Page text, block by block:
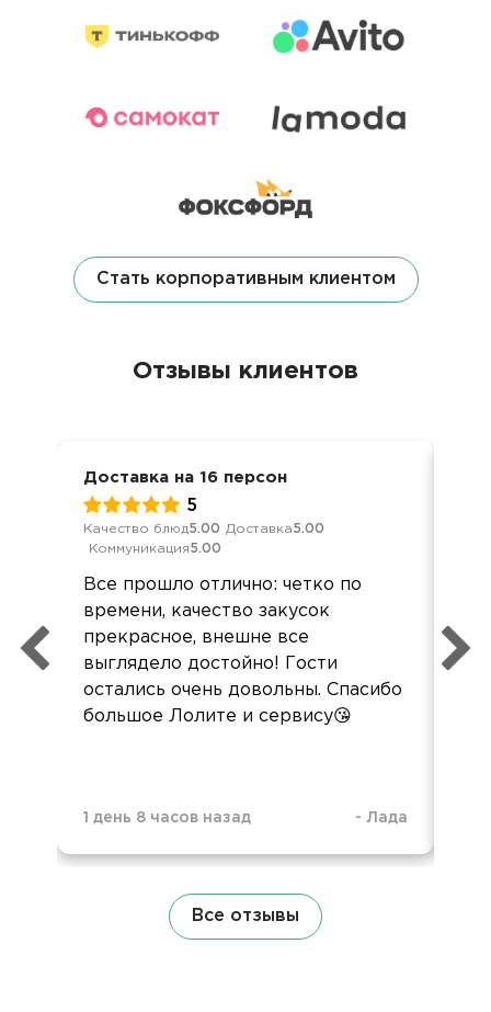
Стать корпоративным клиентом
Отзывы клиентов
Доставка на 16 персон
5
Качество блюд5.00 Доставка5.00
Коммуникация5.00
Все прошло отлично: четко по
времени, качество закусок
прекрасное, внешне все
выглядело достойно! Гости
остались очень довольны. Спасибо
большое Лолите и сервису😘
1 день 8 часов назад - Лада
Все отзывы